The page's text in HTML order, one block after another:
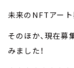
未来のNFTアート
そのほか、現在
みました！